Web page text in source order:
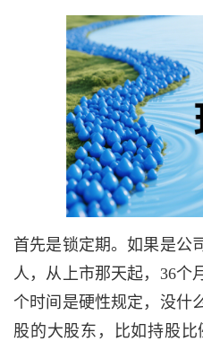
首先是锁定期。如果是公
人，从上市那天起，36个
个时间是硬性规定，没什
股的大股东，比如持股